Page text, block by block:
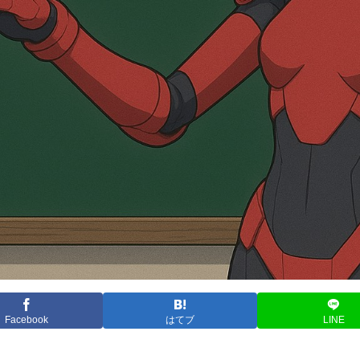
Facebook はてブ LINE